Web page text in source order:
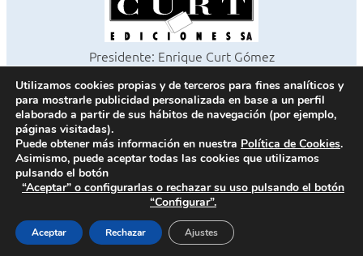
Presidente: Enrique Curt Gómez
©2026 Revista Cocinas y Baños
Todos los derechos reservados
Paseo de Gracia, 63. 1º 2ª. 08008 Barcelona -
Fax 933 183 505
Política de cookies
Política de privacidad
Contacto
Utilizamos cookies propias y de terceros para fines analíticos y
para mostrarle publicidad personalizada en base a un perfil
elaborado a partir de sus hábitos de navegación (por ejemplo,
páginas visitadas).
Puede obtener más información en nuestra Política de Cookies.
Asimismo, puede aceptar todas las cookies que utilizamos
pulsando el botón
“Aceptar” o configurarlas o rechazar su uso pulsando el botón
“Configurar”.
Aceptar Rechazar Ajustes